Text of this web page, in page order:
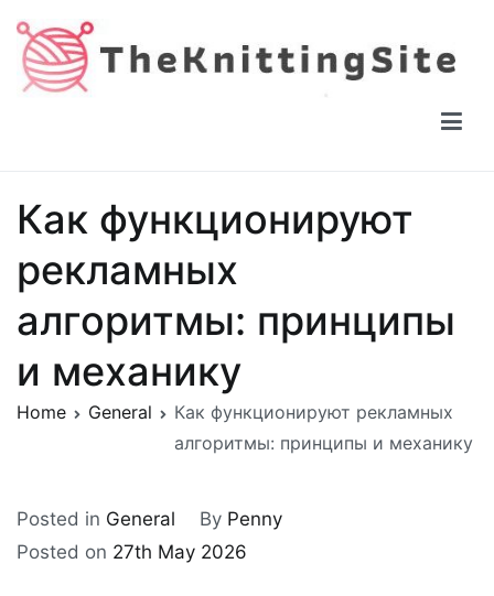
Skip
content
Как функционируют
рекламных
алгоритмы: принципы
и механику
Home General
Как функционируют рекламных
алгоритмы: принципы и механику
Posted in General By Penny
Posted on 27th May 2026